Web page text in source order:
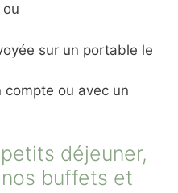
ou
sur un portable le
ou avec un
déjeuner,
buffets et